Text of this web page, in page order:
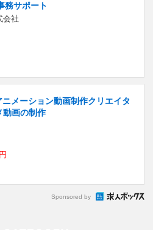
務サポート
会社
ニメーション動画制作クリエイタ
動画の制作
Sponsored by